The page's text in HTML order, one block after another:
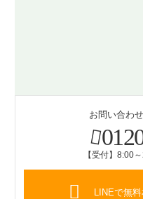
お問い合わ
【受付】8:00
LINEで無料